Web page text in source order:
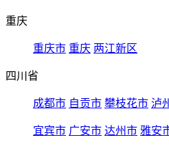
重庆
重庆市 重庆 两江新区
四川省
成都市 自贡市 攀枝花市 泸
宜宾市 广安市 达州市 雅安